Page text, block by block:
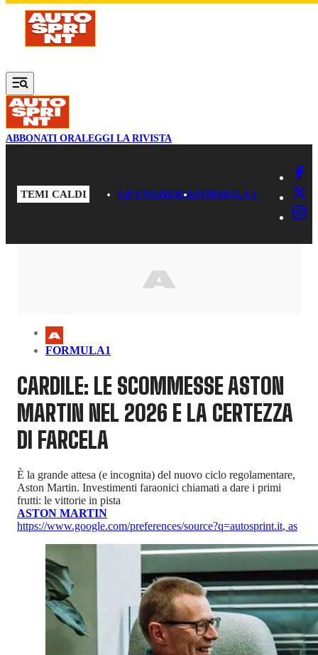
Vai al contenuto principale
ABBONATI ORALEGGI LA RIVISTA
TEMI CALDI GP UNGHERIAFORMULA 1
FORMULA1
CARDILE: LE SCOMMESSE ASTON
MARTIN NEL 2026 E LA CERTEZZA
DI FARCELA
È la grande attesa (e incognita) del nuovo ciclo regolamentare,
Aston Martin. Investimenti faraonici chiamati a dare i primi
frutti: le vittorie in pista
ASTON MARTIN
https://www.google.com/preferences/source?q=autosprint.it, as